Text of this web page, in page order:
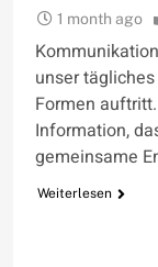
1 month ago
unser
Formen
Information,
gemeinsame
Weiterlesen